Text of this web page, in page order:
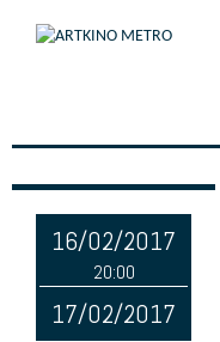
16/02/2017
20:00
17/02/2017